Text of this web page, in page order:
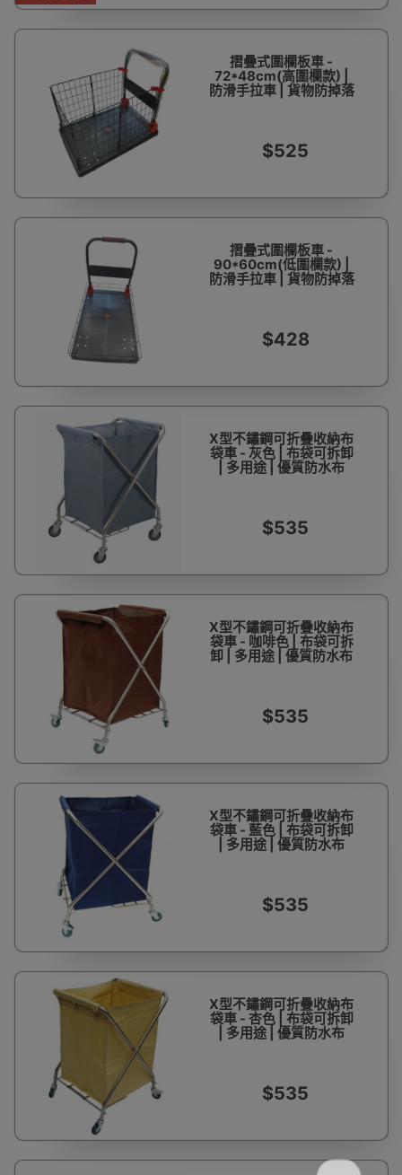
摺曡式圍欄板車 -
72*48cm(高圍欄款) |
防滑手拉車 | 貨物防掉落
$525
摺曡式圍欄板車 -
90*60cm(低圍欄款) |
防滑手拉車 | 貨物防掉落
$428
X型不鏽鋼可折疊收納布
袋車 - 灰色 | 布袋可拆卸
| 多用途 | 優質防水布
$535
X型不鏽鋼可折疊收納布
袋車 - 咖啡色 | 布袋可拆
卸 | 多用途 | 優質防水布
$535
X型不鏽鋼可折疊收納布
袋車 - 藍色 | 布袋可拆卸
| 多用途 | 優質防水布
$535
X型不鏽鋼可折疊收納布
袋車 - 杏色 | 布袋可拆卸
| 多用途 | 優質防水布
$535